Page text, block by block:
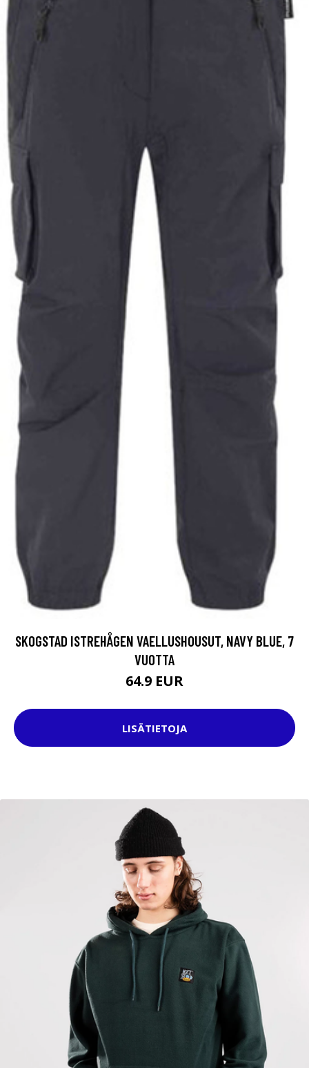
SKOGSTAD ISTREHÅGEN VAELLUSHOUSUT, NAVY BLUE, 7
VUOTTA
64.9 EUR
LISÄTIETOJA